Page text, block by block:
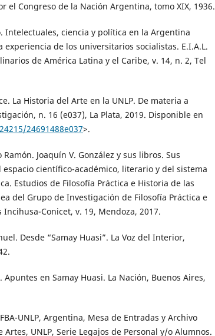
el Congreso de la Nación Argentina, tomo XIX, 1936.
Intelectuales, ciencia y política en la Argentina
experiencia de los universitarios socialistas. E.I.A.L.
de América Latina y el Caribe, v. 14, n. 2, Tel
La Historia del Arte en la UNLP. De materia a
n. 16 (e037), La Plata, 2019. Disponible en
24691488e037>.
Ramón. Joaquín V. González y sus libros. Sus
científico-académico, literario y del sistema
Estudios de Filosofía Práctica e Historia de las
del Grupo de Investigación de Filosofía Práctica e
Conicet, v. 19, Mendoza, 2017.
Desde “Samay Huasi”. La Voz del Interior,
Apuntes en Samay Huasi. La Nación, Buenos Aires,
UNLP, Argentina, Mesa de Entradas y Archivo
Artes, UNLP, Serie Legajos de Personal y/o Alumnos.